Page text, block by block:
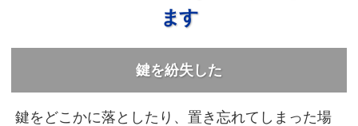
ます
鍵を紛失した
鍵をどこかに落としたり、置き忘れてしまった場